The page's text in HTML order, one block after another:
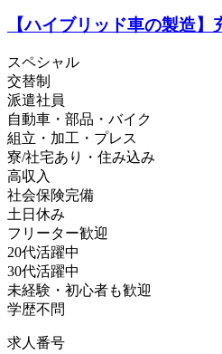
【ハイブリッド車の製造
スペシャル
交替制
派遣社員
自動車・部品・バイク
組立・加工・プレス
寮/社宅あり・住み込み
高収入
社会保険完備
土日休み
フリーター歓迎
20代活躍中
30代活躍中
未経験・初心者も歓迎
学歴不問
求人番号